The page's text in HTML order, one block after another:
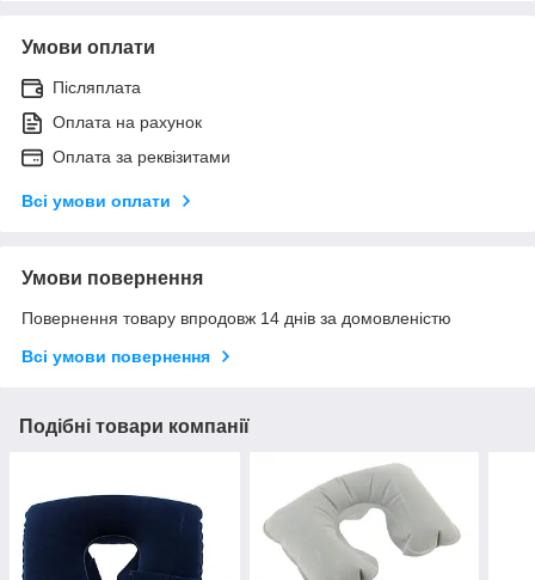
Умови оплати
Післяплата
Оплата на рахунок
Оплата за реквізитами
Всі умови оплати
Умови повернення
Повернення товару впродовж 14 днів за домовленістю
Всі умови повернення
Подібні товари компанії